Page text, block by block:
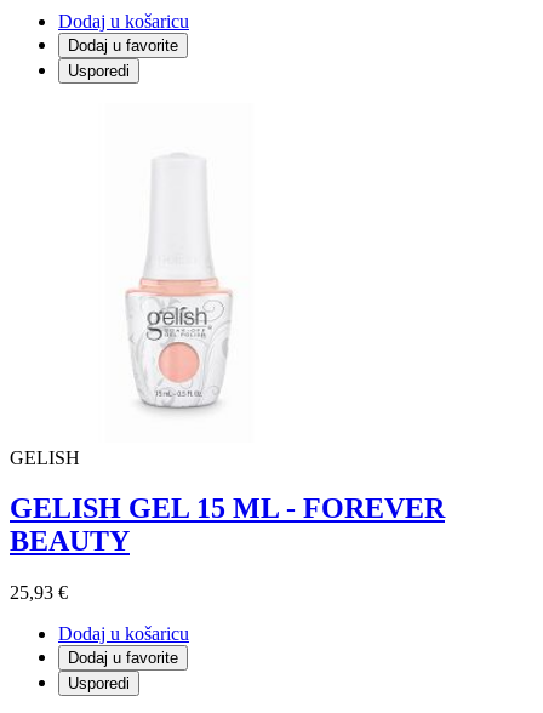
Dodaj u košaricu
Dodaj u favorite
Usporedi
GELISH
GELISH GEL 15 ML - FOREVER
BEAUTY
25,93 €
Dodaj u košaricu
Dodaj u favorite
Usporedi